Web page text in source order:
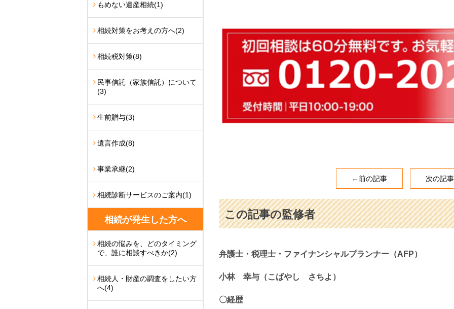
←前の記事 次の記
この記事の監修者
弁護士・税理士・ファイナンシャルプランナー（AFP）
小林 幸与（こばやし さちよ）
〇経歴
もめない遺産相続(1)
相続対策をお考えの方へ(2)
相続税対策(8)
民事信託（家族信託）について
(3)
生前贈与(3)
遺言作成(8)
事業承継(2)
相続診断サービスのご案内(1)
相続が発生した方へ
相続の悩みを、どのタイミング
で、誰に相談すべきか(2)
相続人・財産の調査をしたい方
へ(4)